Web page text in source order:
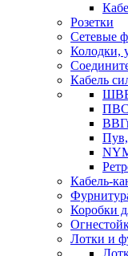
Розетки
Сетевые
Колодки,
Кабель
ПВС
Кабель-
Коробки
Лотки и